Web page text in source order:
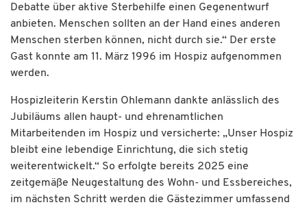
Debatte über aktive Sterbehilfe einen Gegenentwurf
anbieten. Menschen sollten an der Hand eines anderen
Menschen sterben können, nicht durch sie.“ Der erste
Gast konnte am 11. März 1996 im Hospiz aufgenommen
werden.
Hospizleiterin Kerstin Ohlemann dankte anlässlich des
Jubiläums allen haupt- und ehrenamtlichen
Mitarbeitenden im Hospiz und versicherte: „Unser Hospiz
bleibt eine lebendige Einrichtung, die sich stetig
weiterentwickelt.“ So erfolgte bereits 2025 eine
zeitgemäße Neugestaltung des Wohn- und Essbereiches,
im nächsten Schritt werden die Gästezimmer umfassend